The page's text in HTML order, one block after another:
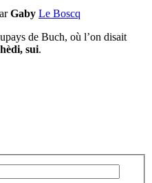
Gaby Le Boscq
de Buch, où l’on disait
hèdi, sui.